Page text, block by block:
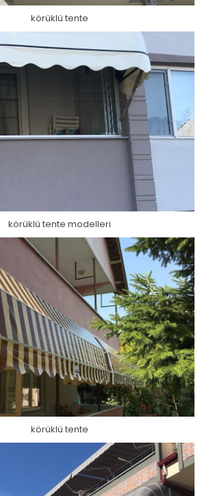
körüklü tente
körüklü tente modelleri
körüklü tente